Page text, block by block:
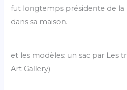
fut longtemps présidente de la
dans sa maison.
et les modèles: un sac par Les
Art Gallery)